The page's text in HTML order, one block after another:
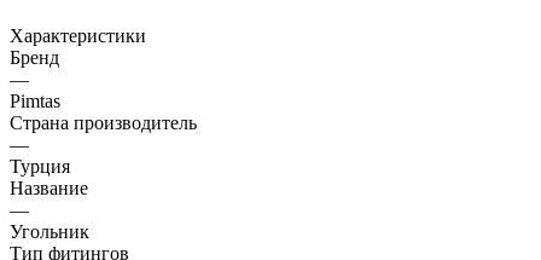
Характеристики
Бренд
—
Pimtas
Страна производитель
—
Турция
Название
—
Угольник
Тип фитингов